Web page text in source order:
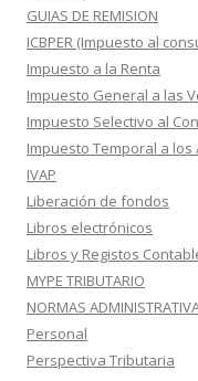
GUIAS DE REMISION
ICBPER (Impuesto al
Impuesto a la Renta
Impuesto General a las
Impuesto Selectivo al
Impuesto Temporal a los
IVAP
Liberación de fondos
Libros electrónicos
Libros y Registos
MYPE TRIBUTARIO
NORMAS
Personal
Perspectiva Tributaria